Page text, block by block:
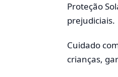
Proteção
prejudiciais.
Cuidado
crianças,